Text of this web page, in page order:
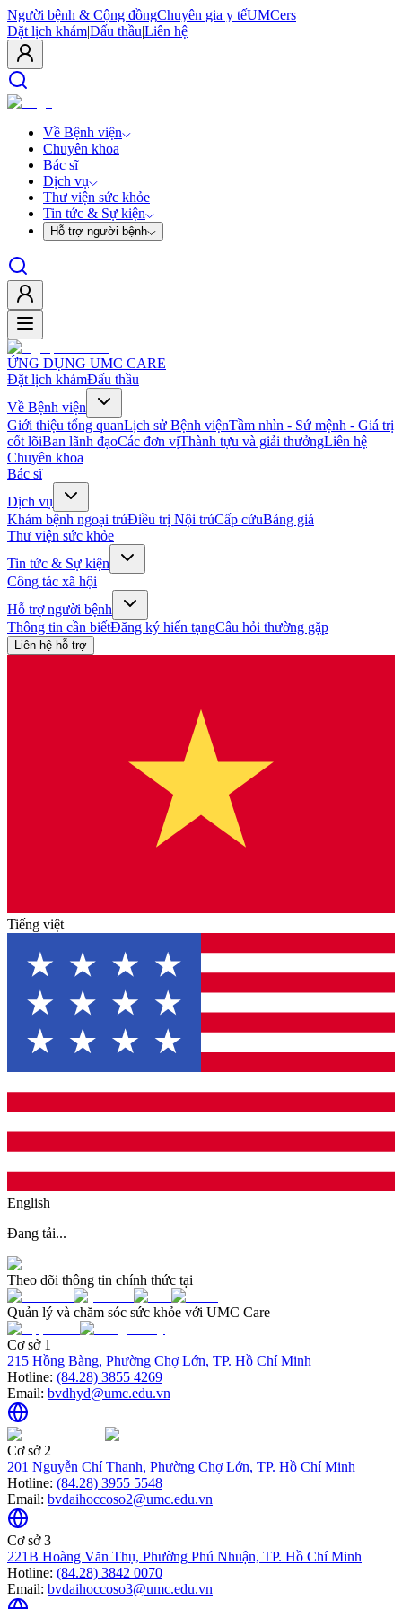
Người bệnh & Cộng đồngChuyên gia y tếUMCers
Đặt lịch khám|Đấu thầu|Liên hệ
Về Bệnh viện
Chuyên khoa
Bác sĩ
Dịch vụ
Thư viện sức khỏe
Tin tức & Sự kiện
Hỗ trợ người bệnh
ỨNG DỤNG UMC CARE
Đặt lịch khámĐấu thầu
Về Bệnh viện
Giới thiệu tổng quanLịch sử Bệnh việnTầm nhìn - Sứ mệnh - Giá trị
cốt lõiBan lãnh đạoCác đơn vịThành tựu và giải thưởngLiên hệ
Chuyên khoa
Bác sĩ
Dịch vụ
Khám bệnh ngoại trúĐiều trị Nội trúCấp cứuBảng giá
Thư viện sức khỏe
Tin tức & Sự kiện
Công tác xã hội
Hỗ trợ người bệnh
Thông tin cần biếtĐăng ký hiến tạngCâu hỏi thường gặp
Liên hệ hỗ trợ
Tiếng việt
English
Đang tải...
Theo dõi thông tin chính thức tại
Quản lý và chăm sóc sức khỏe với UMC Care
Cơ sở 1
215 Hồng Bàng, Phường Chợ Lớn, TP. Hồ Chí Minh
Hotline: (84.28) 3855 4269
Email: bvdhyd@umc.edu.vn
Cơ sở 2
201 Nguyễn Chí Thanh, Phường Chợ Lớn, TP. Hồ Chí Minh
Hotline: (84.28) 3955 5548
Email: bvdaihoccoso2@umc.edu.vn
Cơ sở 3
221B Hoàng Văn Thụ, Phường Phú Nhuận, TP. Hồ Chí Minh
Hotline: (84.28) 3842 0070
Email: bvdaihoccoso3@umc.edu.vn